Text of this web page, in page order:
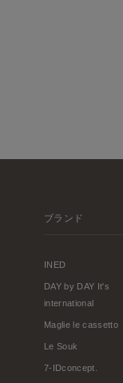
ブランド
INED
DAY by DAY It's
international
Maglie le cassetto
Le Souk
7-IDconcept.